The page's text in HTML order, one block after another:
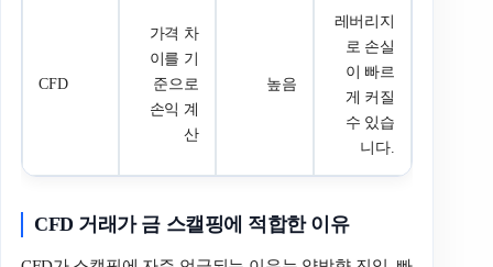
CFD
가격 차
이를 기
준으로
손익 계
산
높음
레버리지
로 손실
이 빠르
게 커질
수 있습
니다.
CFD 거래가 금 스캘핑에 적합한 이유